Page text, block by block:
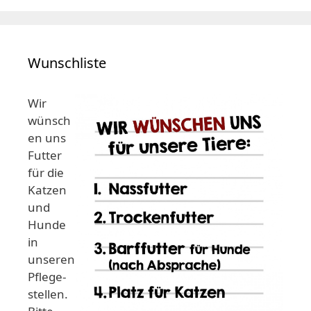
Wunschliste
Wir
wünsch
en uns
Futter
für die
Katzen
und
Hunde
in
unseren
Pflege-
stellen.